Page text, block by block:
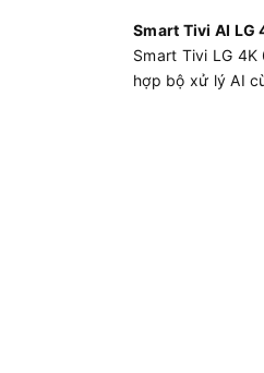
Smart Tivi AI LG
Smart Tivi LG
hợp bộ xử lý AI